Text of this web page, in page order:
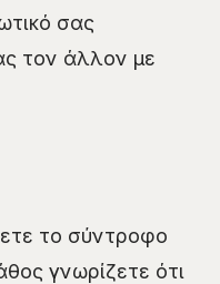
σας
τον άλλον με
το σύντροφο
γνωρίζετε ότι